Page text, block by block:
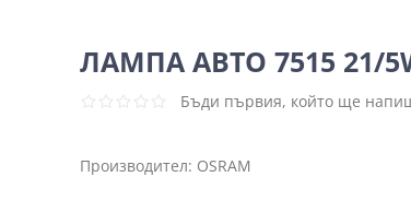
ЛАМПА АВТО 7515 21/
Бъди първия, който ще
Производител: OSRAM